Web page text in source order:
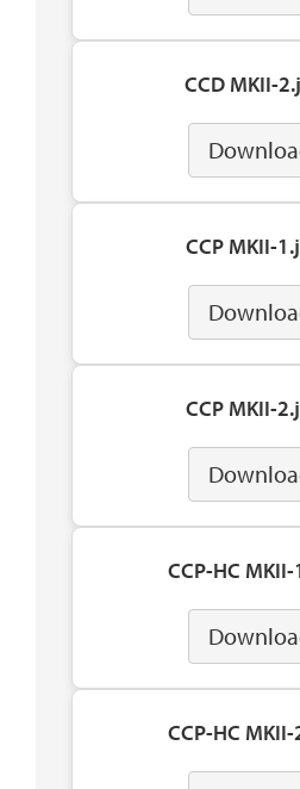
CCD MKII-
CCP MKII-
CCP MKII-
CCP-HC
CCP-HC